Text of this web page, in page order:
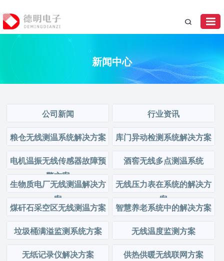
新闻中心
公司新闻 行业资讯
粮仓无线测温系统解决方案 库门异动检测系统解决方案
电机温振无线传感器故障预
警方案
酒窖无线多点测温系统
生物质电厂无线测温解决方
案
无线压力表在系统的解决方
案
煤矸石采空区无线测温方案
智慧养老系统中的解决方案
垃圾桶满溢监测系统方案 无线温度监测方案
无纸记录仪解决方案 供热供暖无线联网方案